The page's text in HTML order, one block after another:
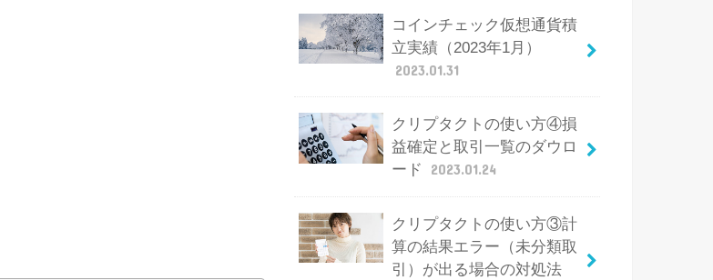
コインチェック仮想通貨積
立実績（2023年1月）
2023.01.31
クリプタクトの使い方④損
益確定と取引一覧のダウロ
ード
2023.01.24
クリプタクトの使い方③計
算の結果エラー（未分類取
引）が出る場合の対処法